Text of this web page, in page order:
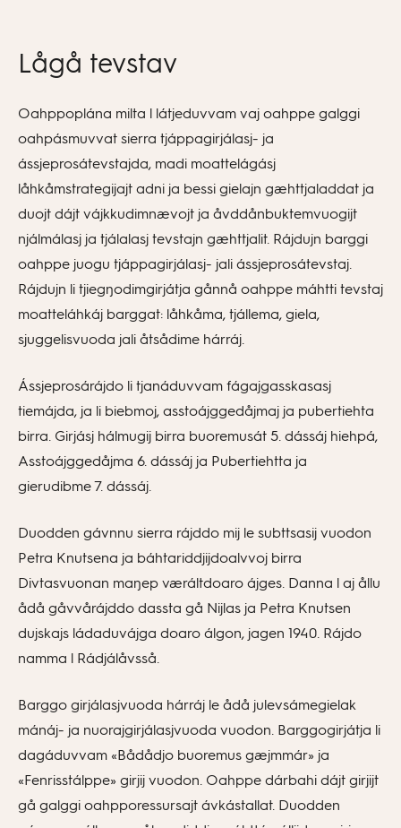
Lågå tevstav
Oahppoplána milta l látjeduvvam vaj oahppe galggi
oahpásmuvvat sierra tjáppagirjálasj- ja
ássjeprosátevstajda, madi moattelágásj
låhkåmstrategijajt adni ja bessi gielajn gæhttjaladdat ja
duojt dájt vájkkudimnævojt ja åvddånbuktemvuogijt
njálmálasj ja tjálalasj tevstajn gæhttjalit. Rájdujn barggi
oahppe juogu tjáppagirjálasj- jali ássjeprosátevstaj.
Rájdujn li tjiegŋodimgirjátja gånnå oahppe máhtti tevstaj
moatteláhkáj barggat: låhkåma, tjállema, giela,
sjuggelisvuoda jali åtsådime hárráj.
Ássjeprosárájdo li tjanáduvvam fágajgasskasasj
tiemájda, ja li biebmoj, asstoájggedåjmaj ja pubertiehta
birra. Girjásj hálmugij birra buoremusát 5. dássáj hiehpá,
Asstoájggedåjma 6. dássáj ja Pubertiehtta ja
gierudibme 7. dássáj.
Duodden gávnnu sierra rájddo mij le subttsasij vuodon
Petra Knutsena ja báhtariddjijdoalvvoj birra
Divtasvuonan maŋep væráltdoaro ájges. Danna l aj ållu
ådå gåvvårájddo dassta gå Nijlas ja Petra Knutsen
dujskajs ládaduvájga doaro álgon, jagen 1940. Rájdo
namma l Rádjálåvsså.
Barggo girjálasjvuoda hárráj le ådå julevsámegielak
mánáj- ja nuorajgirjálasjvuoda vuodon. Barggogirjátja li
dagáduvvam «Bådådjo buoremus gæjmmár» ja
«Fenrisstálppe» girjij vuodon. Oahppe dárbahi dájt girjijt
gå galggi oahpporessursajt ávkástallat. Duodden